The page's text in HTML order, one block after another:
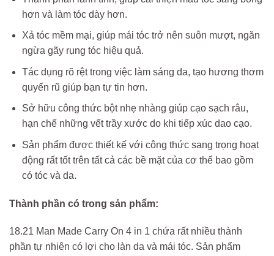
hơn và làm tóc dày hơn.
Xả tóc mềm mại, giúp mái tóc trở nên suôn mượt, ngăn
ngừa gãy rụng tóc hiệu quả.
Tác dụng rõ rệt trong việc làm sáng da, tạo hương thơm
quyến rũ giúp bạn tự tin hơn.
Sở hữu công thức bột nhẹ nhàng giúp cạo sạch râu,
hạn chế những vết trầy xước do khi tiếp xúc dao cạo.
Sản phẩm được thiết kế với công thức sang trọng hoạt
động rất tốt trên tất cả các bề mặt của cơ thể bao gồm
có tóc và da.
Thành phần có trong sản phẩm:
18.21 Man Made Carry On 4 in 1 chứa rất nhiều thành
phần tự nhiên có lợi cho làn da và mái tóc. Sản phẩm